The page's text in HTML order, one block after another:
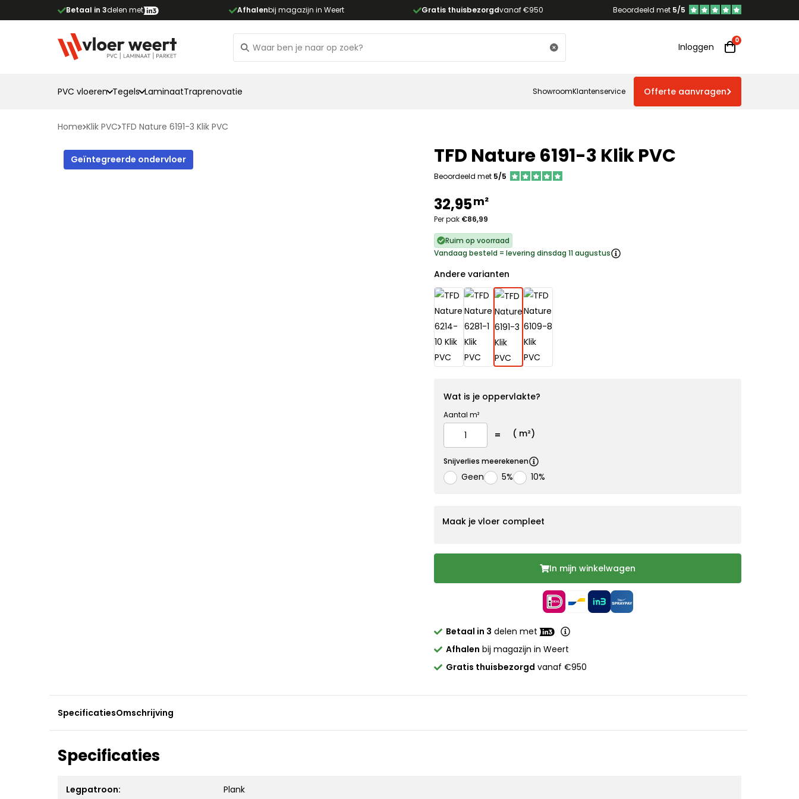
Betaal in 3delen met Afhalenbij magazijn in Weert Gratis thuisbezorgdvanaf €950 Beoordeeld met 5/5
Inloggen
PVC vloeren Tegels LaminaatTraprenovatie ShowroomKlantenservice Offerte aanvragen
Home Klik PVC TFD Nature 6191-3 Klik PVC
TFD Nature 6191-3 Klik PVC
Geïntegreerde ondervloer
Beoordeeld met 5/5
32,95m²
Per pak €86,99
Ruim op voorraad
Vandaag besteld = levering dinsdag 11 augustus
Andere varianten
Wat is je oppervlakte?
Aantal m²
( m²)
Snijverlies meerekenen
Geen 5% 10%
Maak je vloer compleet
In mijn winkelwagen
Betaal in 3 delen met
Afhalen bij magazijn in Weert
Gratis thuisbezorgd vanaf €950
SpecificatiesOmschrijving
Specificaties
Legpatroon: Plank